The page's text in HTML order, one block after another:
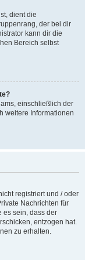
dient die
der bei dir
kann dir die
Bereich selbst
einschließlich der
weitere Informationen
registriert und / oder
Nachrichten für
es sein, dass der
entzogen hat.
zu erhalten.